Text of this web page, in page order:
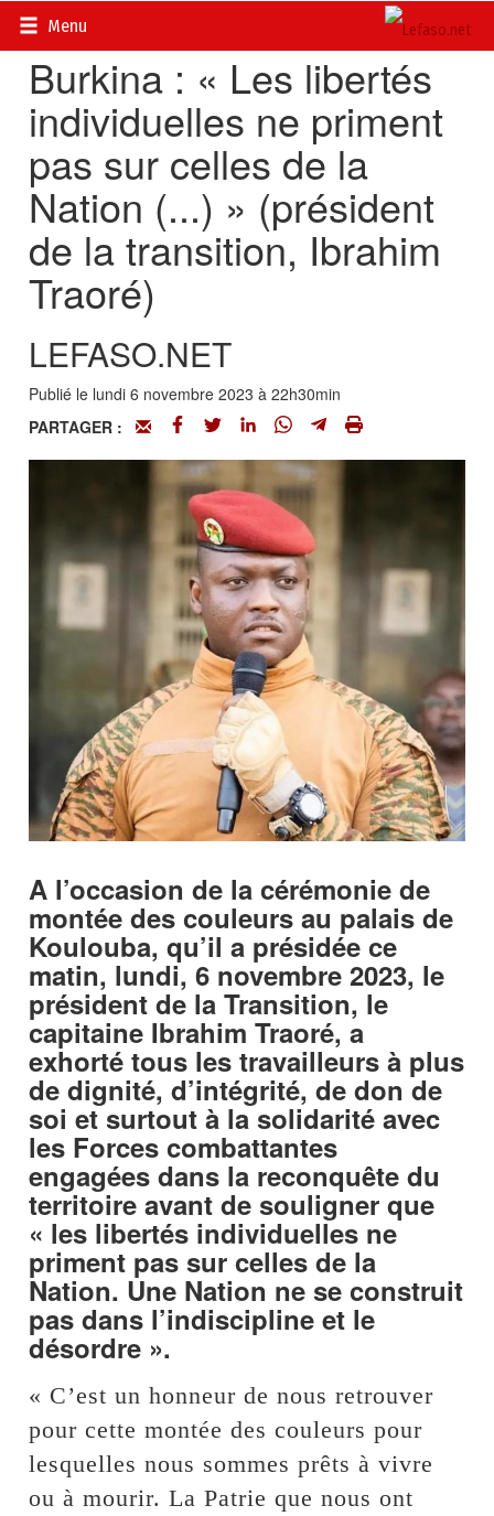
Menu
Accueil>
Burkina : « Les libertés
individuelles ne priment
pas sur celles de la
Nation (...) » (président
de la transition, Ibrahim
Traoré)
LEFASO.NET
Publié le lundi 6 novembre 2023 à 22h30min
PARTAGER :
A l’occasion de la cérémonie de
montée des couleurs au palais de
Koulouba, qu’il a présidée ce
matin, lundi, 6 novembre 2023, le
président de la Transition, le
capitaine Ibrahim Traoré, a
exhorté tous les travailleurs à plus
de dignité, d’intégrité, de don de
soi et surtout à la solidarité avec
les Forces combattantes
engagées dans la reconquête du
territoire avant de souligner que
« les libertés individuelles ne
priment pas sur celles de la
Nation. Une Nation ne se construit
pas dans l’indiscipline et le
désordre ».
« C’est un honneur de nous retrouver
pour cette montée des couleurs pour
lesquelles nous sommes prêts à vivre
ou à mourir. La Patrie que nous ont